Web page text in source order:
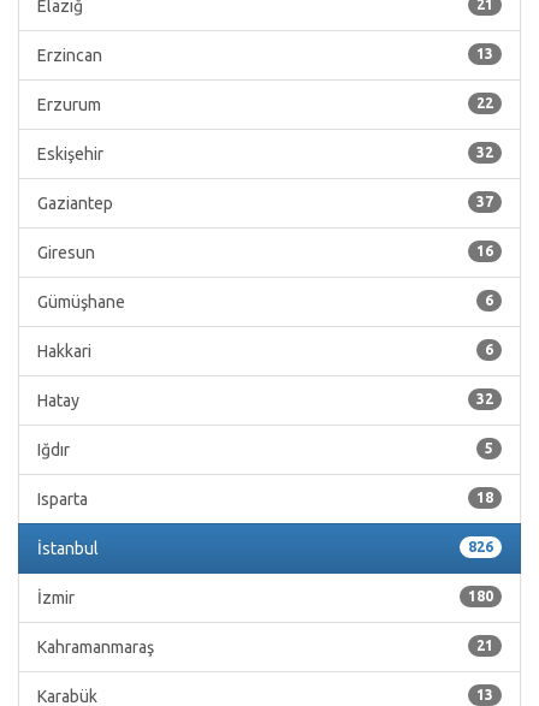
21
Elazığ
13
Erzincan
22
Erzurum
32
Eskişehir
37
Gaziantep
16
Giresun
6
Gümüşhane
6
Hakkari
32
Hatay
5
Iğdır
18
Isparta
826
İstanbul
180
İzmir
21
Kahramanmaraş
13
Karabük